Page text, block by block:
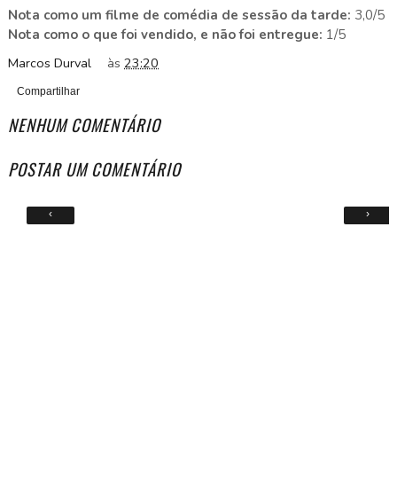
Nota como um filme de comédia de sessão da tarde: 3,0/5
Nota como o que foi vendido, e não foi entregue: 1/5
Marcos Durval
às23:20
Compartilhar
NENHUM COMENTÁRIO
POSTAR UM COMENTÁRIO
‹ ›